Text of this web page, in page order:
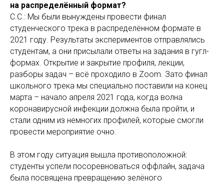
на распределённый формат?
С.С.: Мы были вынуждены провести финал
студенческого трека в распределённом формате в
2021 году. Результаты экспериментов отправлялись
студентам, а они присылали ответы на задания в гугл-
формах. Открытие и закрытие профиля, лекции,
разборы задач – всё проходило в Zoom. Зато финал
школьного трека мы специально поставили на конец
марта – начало апреля 2021 года, когда волна
коронавирусной инфекции должна была пройти, и
стали одним из немногих профилей, которые смогли
провести мероприятие очно.
В этом году ситуация вышла противоположной:
студенты успели посоревноваться оффлайн, задача
была посвящена превращению зелёного